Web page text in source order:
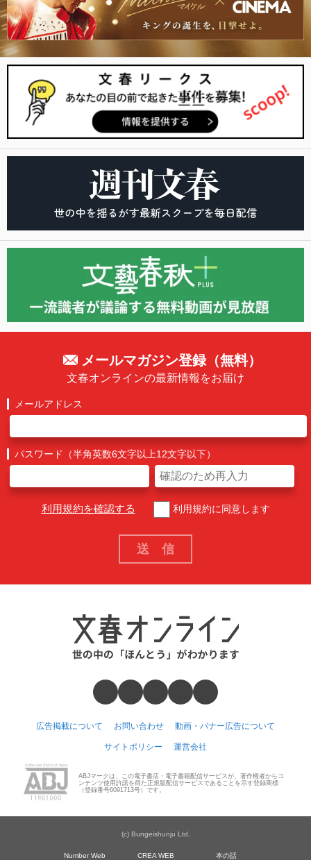
メールマガジン登録（無料）
文春オンラインの最新情報をお届け
メールアドレス
パスワード（半角英数6文字以上12文字以下）
利用規約を確認する 利用規約に同意します
広告掲載について お問い合わせ 動画・バナー広告について
サイトポリシー 運営会社
ABJマークは、この電子書店・電子書籍配信サービスが、著作権者からコ
ンテンツ使用許諾を得た正規版配信サービスであることを示す登録商標
（登録番号6091713号）です。
(c) Bungeishunju Ltd.
Number Web CREA WEB 本の話